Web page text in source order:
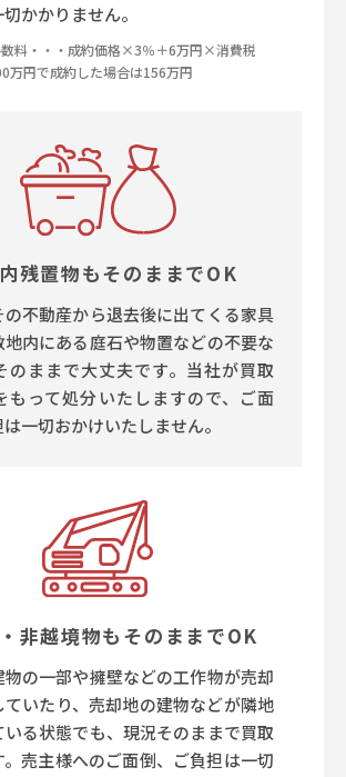
かかりません。
料・・・成約価格×3％＋6万円×消費税
万円で成約した場合は156万円
残置物もそのままでOK
不動産から退去後に出てくる家具
地内にある庭石や物置などの不要な
のままで大丈夫です。当社が買取
もって処分いたしますので、ご面
一切おかけいたしません。
非越境物もそのままでOK
物の一部や擁壁などの工作物が売却
ていたり、売却地の建物などが隣地
いる状態でも、現況そのままで買取
。売主様へのご面倒、ご負担は一切